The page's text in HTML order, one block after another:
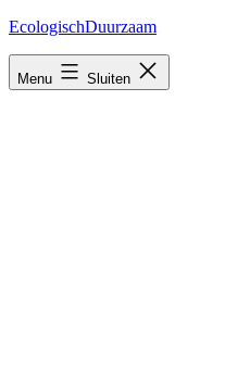
Ga
inhoud
EcologischDuurzaam
Menu Sluiten